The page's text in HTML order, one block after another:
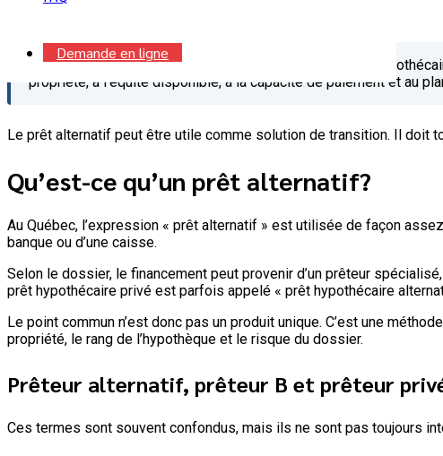
Demande en ligne
Réponse rapide :un prêt alternatif est un financement
propriété, à l’équité disponible, à la capacité de paiement et au
Le prêt alternatif peut être utile comme solution de transition. Il doit
Qu’est-ce qu’un prêt alternatif?
Au Québec, l’expression « prêt alternatif » est utilisée de façon
banque ou d’une caisse.
Selon le dossier, le financement peut provenir d’un prêteur
prêt hypothécaire privé est parfois appelé « prêt hypothécaire
Le point commun n’est donc pas un produit unique. C’est une
propriété, le rang de l’hypothèque et le risque du dossier.
Prêteur alternatif, prêteur B et prêteur
Ces termes sont souvent confondus, mais ils ne sont pas toujours